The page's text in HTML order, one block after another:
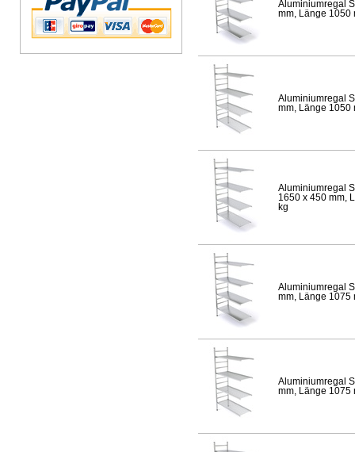
Aluminiumregal
mm, Länge 1050
Aluminiumregal
mm, Länge 1050
Aluminiumregal
1650 x 450 mm,
kg
Aluminiumregal
mm, Länge 1075
Aluminiumregal
mm, Länge 1075